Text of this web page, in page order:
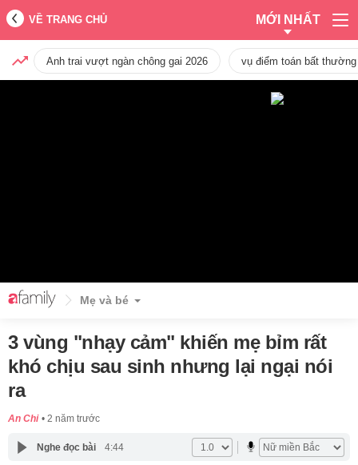
VỀ TRANG CHỦ MỚI NHẤT
Anh trai vượt ngàn chông gai 2026 vụ điểm toán bất
Mẹ và bé
3 vùng "nhạy cảm" khiến mẹ bỉm rất
khó chịu sau sinh nhưng lại ngại nói
ra
An Chi 2 năm trước
Nghe đọc bài 4:44